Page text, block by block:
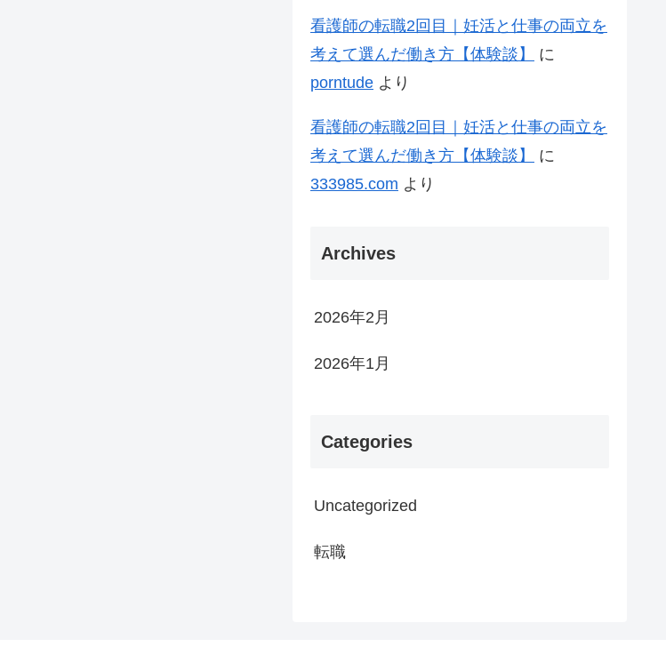
看護師の転職2回目｜妊活と仕事の両立を
考えて選んだ働き方【体験談】
に
porntude より
看護師の転職2回目｜妊活と仕事の両立を
考えて選んだ働き方【体験談】
に
333985.com より
Archives
2026年2月
2026年1月
Categories
Uncategorized
転職